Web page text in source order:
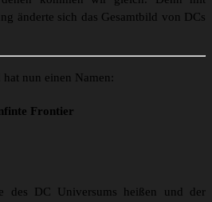
änderte sich das Gesamtbild von DCs
nun einen Namen:
Frontier
des DC Universums heißen und der